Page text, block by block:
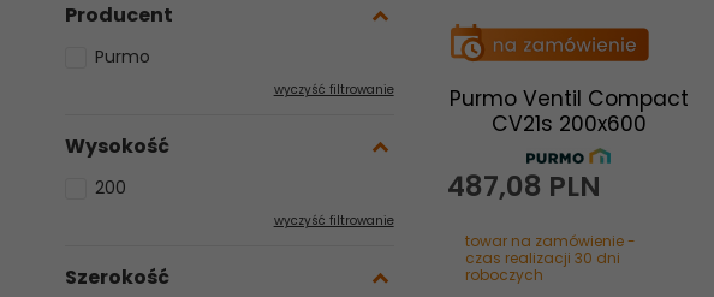
Producent
Purmo
wyczyść filtrowanie
Wysokość
200
wyczyść filtrowanie
Szerokość
Purmo Ventil Compact
CV21s 200x600
487,08 PLN
towar na zamówienie -
czas realizacji 30 dni
roboczych